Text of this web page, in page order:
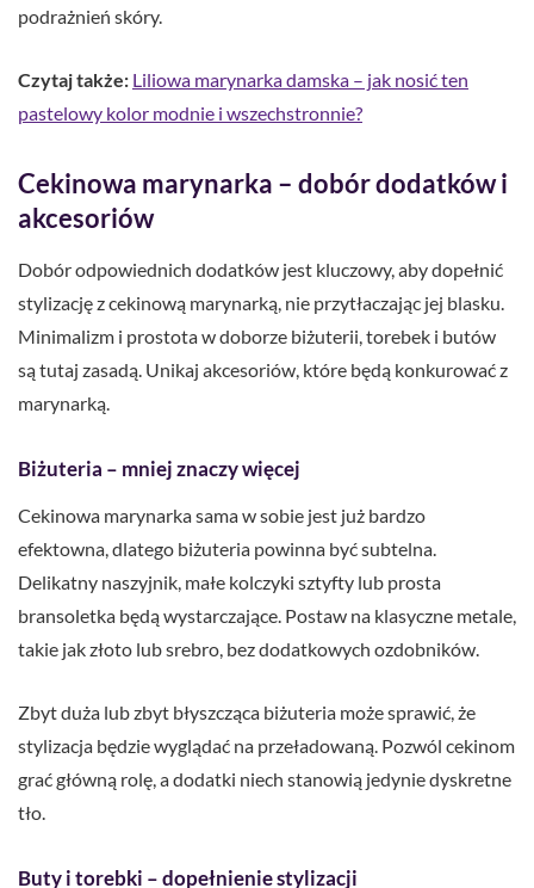
podrażnień skóry.
Czytaj także: Liliowa marynarka damska – jak nosić ten
pastelowy kolor modnie i wszechstronnie?
Cekinowa marynarka – dobór dodatków i
akcesoriów
Dobór odpowiednich dodatków jest kluczowy, aby dopełnić
stylizację z cekinową marynarką, nie przytłaczając jej blasku.
Minimalizm i prostota w doborze biżuterii, torebek i butów
są tutaj zasadą. Unikaj akcesoriów, które będą konkurować z
marynarką.
Biżuteria – mniej znaczy więcej
Cekinowa marynarka sama w sobie jest już bardzo
efektowna, dlatego biżuteria powinna być subtelna.
Delikatny naszyjnik, małe kolczyki sztyfty lub prosta
bransoletka będą wystarczające. Postaw na klasyczne metale,
takie jak złoto lub srebro, bez dodatkowych ozdobników.
Zbyt duża lub zbyt błyszcząca biżuteria może sprawić, że
stylizacja będzie wyglądać na przeładowaną. Pozwól cekinom
grać główną rolę, a dodatki niech stanowią jedynie dyskretne
tło.
Buty i torebki – dopełnienie stylizacji